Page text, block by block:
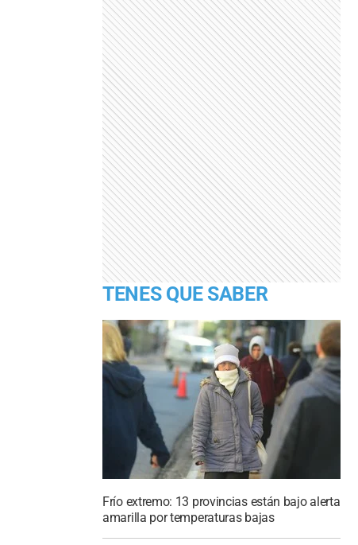
TENES QUE SABER
Frío extremo: 13 provincias están bajo alerta
amarilla por temperaturas bajas